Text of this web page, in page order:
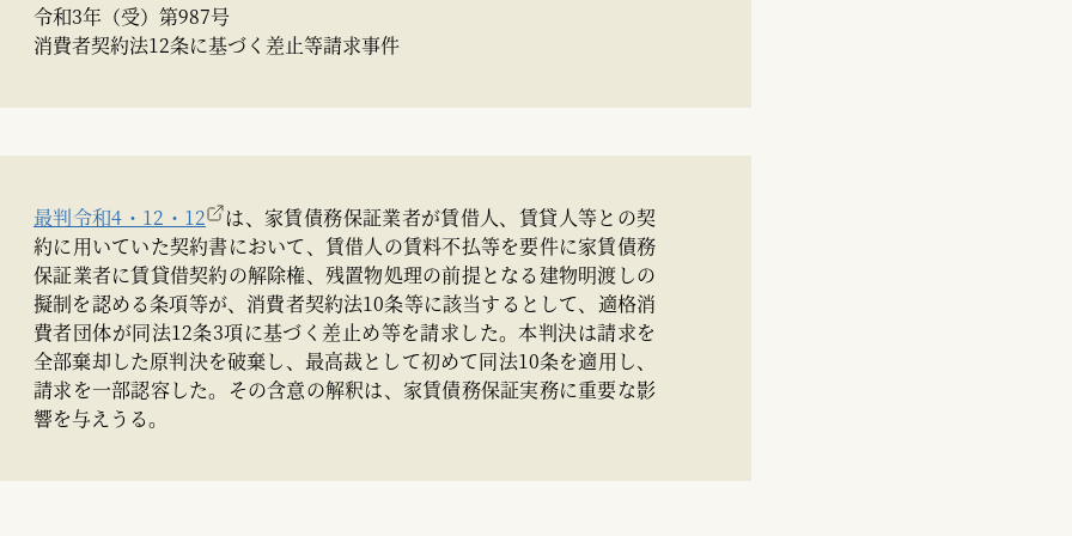
令和3年（受）第987号
消費者契約法12条に基づく差止等請求事件
最判令和4・12・12
は、家賃債務保証業者が賃借人、賃貸人等との契
約に用いていた契約書において、賃借人の賃料不払等を要件に家賃債務
保証業者に賃貸借契約の解除権、残置物処理の前提となる建物明渡しの
擬制を認める条項等が、消費者契約法10条等に該当するとして、適格消
費者団体が同法12条3項に基づく差止め等を請求した。本判決は請求を
全部棄却した原判決を破棄し、最高裁として初めて同法10条を適用し、
請求を一部認容した。その含意の解釈は、家賃債務保証実務に重要な影
響を与えうる。